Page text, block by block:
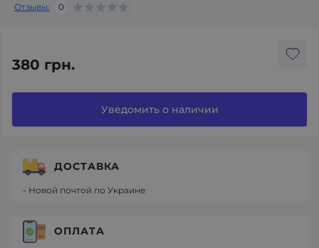
Отзывы: 0
380 грн.
Уведомить о наличии
ДОСТАВКА
- Новой почтой по Украине
ОПЛАТА